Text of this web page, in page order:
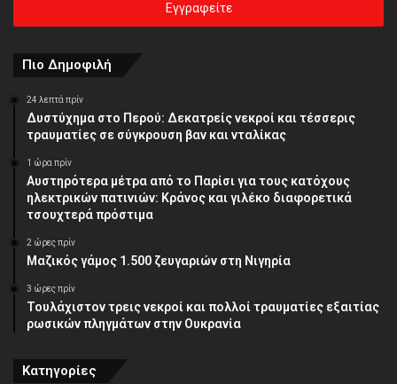
διεύθυνση
Πιο Δημοφιλή
24 λεπτά πρίν
Δυστύχημα στο Περού: Δεκατρείς νεκροί και τέσσερις
τραυματίες σε σύγκρουση βαν και νταλίκας
1 ώρα πρίν
Αυστηρότερα μέτρα από το Παρίσι για τους κατόχους
ηλεκτρικών πατινιών: Κράνος και γιλέκο διαφορετικά
τσουχτερά πρόστιμα
2 ώρες πρίν
Μαζικός γάμος 1.500 ζευγαριών στη Νιγηρία
3 ώρες πρίν
Τουλάχιστον τρεις νεκροί και πολλοί τραυματίες εξαιτίας
ρωσικών πληγμάτων στην Ουκρανία
Κατηγορίες